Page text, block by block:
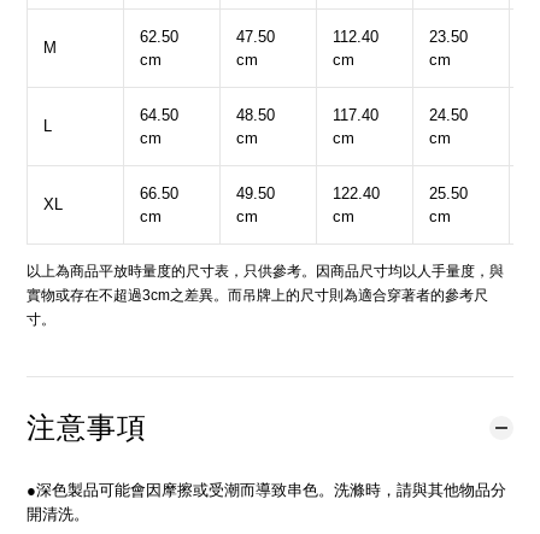
M
62.50
cm
47.50
cm
112.40
cm
23.50
cm
L
64.50
cm
48.50
cm
117.40
cm
24.50
cm
XL
66.50
cm
49.50
cm
122.40
cm
25.50
cm
以上為商品平放時量度的尺寸表，只供參考。因商品尺寸均以人手量度，與
實物或存在不超過3cm之差異。而吊牌上的尺寸則為適合穿著者的參考尺
寸。
注意事項
●深色製品可能會因摩擦或受潮而導致串色。洗滌時，請與其他物品分
開清洗。